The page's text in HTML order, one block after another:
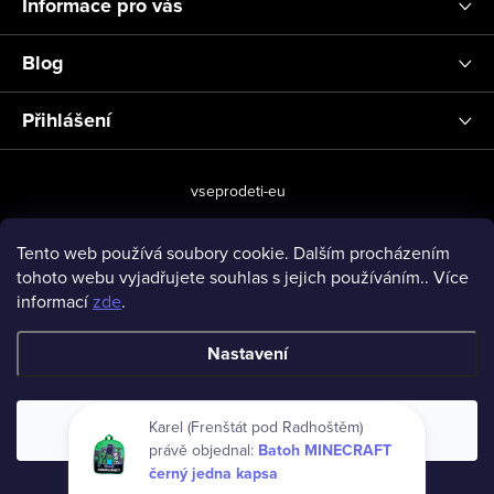
Tento web používá soubory cookie. Dalším procházením
tohoto webu vyjadřujete souhlas s jejich používáním.. Více
informacízde.
Nastavení
Souhlasím
Blog
Přihlášení
vseprodeti-eu
Copyright 2026www.vseprodeti.eu. Všechna práva vyhrazena.
Karel (Frenštát pod Radhoštěm)
právě objednal: Batoh MINECRAFT
černý jedna kapsa